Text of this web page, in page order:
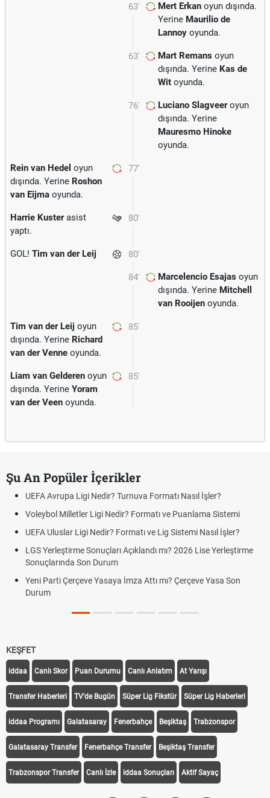
63' Mert Erkan oyun dışında.
Yerine Maurilio de
Lannoy oyunda.
63' Mart Remans oyun
dışında. Yerine Kas de
Wit oyunda.
76' Luciano Slagveeroyun
dışında. Yerine
Mauresmo Hinoke
oyunda.
77'
Rein van Hedel oyun
dışında. Yerine Roshon
van Eijma oyunda.
80'
Harrie Kusterasist
yaptı.
80'
GOL! Tim van der Leij
84' Marcelencio Esajas oyun
dışında. Yerine Mitchell
van Rooijen oyunda.
85'
Tim van der Leij oyun
dışında. Yerine Richard
van der Venne oyunda.
85'
Liam van Gelderen oyun
dışında. Yerine Yoram
van der Veen oyunda.
Şu An Popüler İçerikler
UEFA Avrupa Ligi Nedir? Turnuva Formatı Nasıl İşler?
Voleybol Milletler Ligi Nedir? Formatı ve Puanlama Sistemi
UEFA Uluslar Ligi Nedir? Formatı ve Lig Sistemi Nasıl İşler?
LGS Yerleştirme Sonuçları Açıklandı mı? 2026 Lise Yerleştirme
Sonuçlarında Son Durum
Yeni Parti Çerçeve Yasaya İmza Attı mı? Çerçeve Yasa Son
Durum
KEŞFET
iddaa Canlı Skor Puan Durumu Canlı Anlatım At Yarışı
Transfer Haberleri TV'de Bugün Süper Lig Fikstür Süper Lig Haberleri
iddaa Programı Galatasaray Fenerbahçe Beşiktaş Trabzonspor
Galatasaray Transfer Fenerbahçe Transfer Beşiktaş Transfer
Trabzonspor Transfer Canlı İzle iddaa Sonuçları Aktif Sayaç